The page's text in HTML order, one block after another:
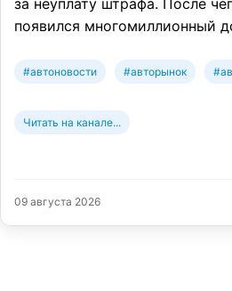
появился многомиллионный
#автоновости #авторынок
Читать на канале...
09 августа 2026